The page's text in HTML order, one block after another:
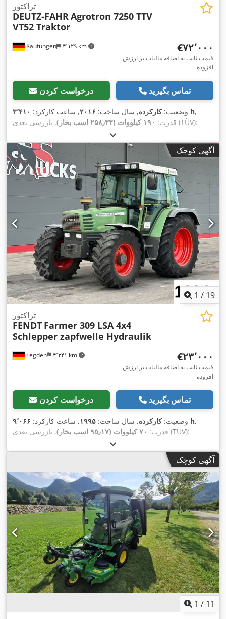
Kaufungen ۴٬۱۲۹ km
تراکتور
DEUTZ-FAHRAgrotron 7250 TTV
VT52 Traktor
‎€۷۲٬۰۰۰
قیمت ثابت به اضافه مالیات بر ارزش
افزوده
درخواست کردن تماس بگیرید
وضعیت:کارکرده, سال ساخت: ۲۰۱۶, ساعت کارکرد: ۳٬۴۱۰ h,
قدرت: ۱۹۰ کیلووات (۲۵۸٫۳۳ اسب بخار)
, بازرسی بعدی (TÜV):
تهویه مطبوع, چهار چرخ محرک
آگهی کوچک
1 / 19
Legden ۴٬۳۴۱ km
تراکتور
FENDT Farmer 309 LSA 4x4
Schlepper zapfwelle Hydraulik
‎€۲۳٬۰۰۰
قیمت ثابت به اضافه مالیات بر ارزش
افزوده
درخواست کردن تماس بگیرید
وضعیت:کارکرده, سال ساخت: ۱۹۹۵, ساعت کارکرد: ۹٬۰۶۶ h,
قدرت: ۷۰ کیلووات (۹۵٫۱۷ اسب بخار)
, بازرسی بعدی (TÜV):
چرخ محرک, کابین,
آگهی کوچک
1 / 11